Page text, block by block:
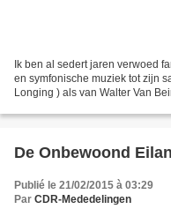
Ik ben al sedert jaren verwoed
en symfonische muziek tot zijn
Longing ) als van Walter Van
De Onbewoond
Publié le 21/02/2015 à 03:29
Par CDR-Mededelingen